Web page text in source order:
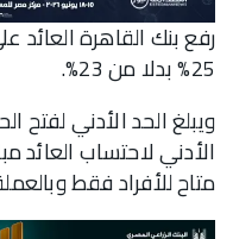
رفع بنك القاهرة العائد
25% بدلا من 23%.
متاح للأفراد فقط